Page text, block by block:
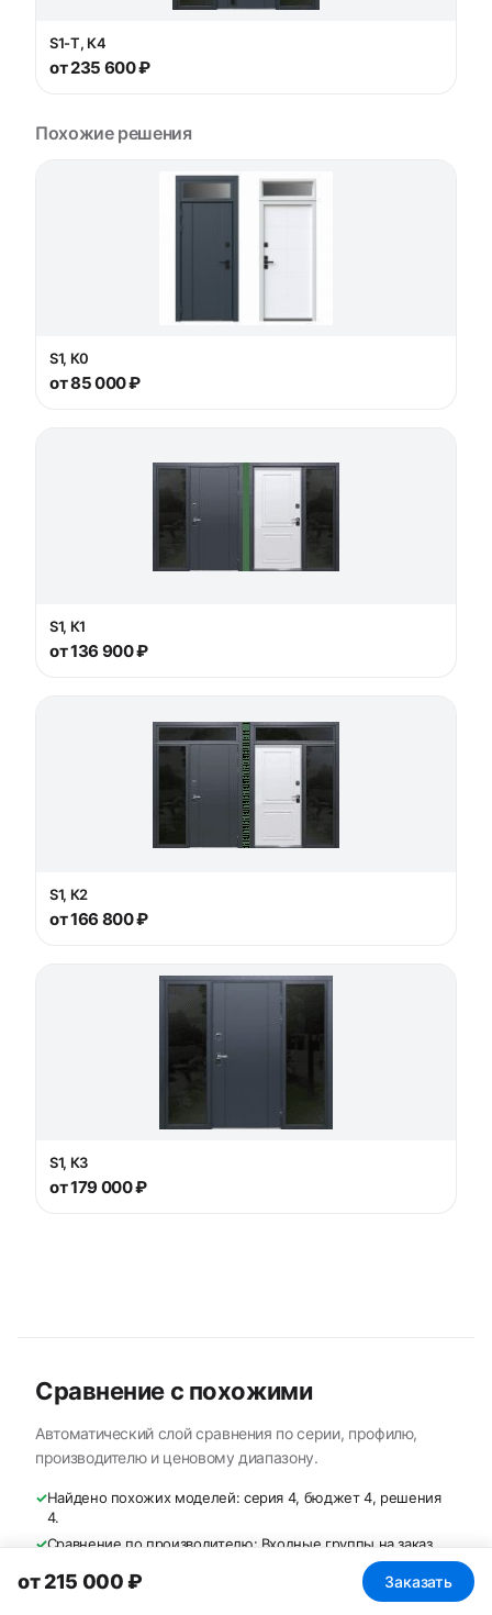
S1-Т, К4
от 235 600 ₽
Похожие решения
S1, К0
от 85 000 ₽
S1, К1
от 136 900 ₽
S1, К2
от 166 800 ₽
S1, К3
от 179 000 ₽
Сравнение с похожими
Автоматический слой сравнения по серии, профилю,
производителю и ценовому диапазону.
✓Найдено похожих моделей: серия 4, бюджет 4, решения
4.
✓Сравнение по производителю: Входные группы на заказ.
✓Сравнение по профилю: входная группа.
от 215 000 ₽ Заказать